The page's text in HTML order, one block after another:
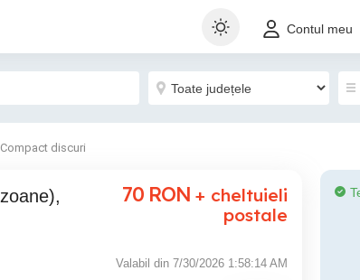
Contul meu
Compact discuri
70 RON + cheltuieli
postale
Valabil din 7/30/2026 1:58:14 AM